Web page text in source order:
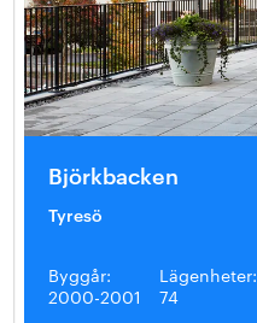
Björkbacken
Tyresö
Byggår:
2000-2001
Lägenheter:
74